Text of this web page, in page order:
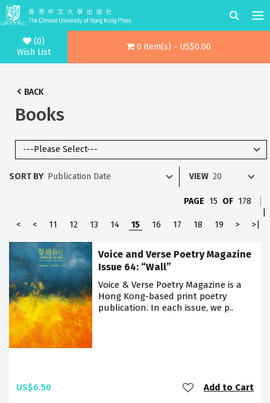
(0)
Wish List
0 item(s) - US$0.00
BACK
Books
SORT BY VIEW
PAGE 15 OF 178
<
< 11 12 13 14 15 16 17 18 19 > >|
Voice and Verse Poetry Magazine
Issue 64: “Wall”
Voice & Verse Poetry Magazine is a
Hong Kong-based print poetry
publication. In each issue, we p..
US$6.50 Add to Cart